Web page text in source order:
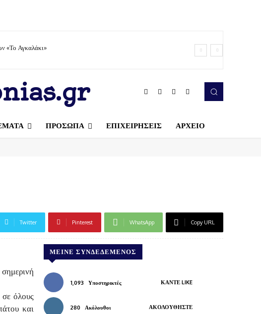
«Το Αγκαλάκι»
ΠΡΟΣΩΠΑ ΕΠΙΧΕΙΡΗΣΕΙΣ ΑΡΧΕΙΟ
Twitter Pinterest WhatsApp Copy URL
όλους
και
ΜΕΊΝΕ ΣΥΝΔΕΔΕΜΈΝΟΣ
1,093 Υποστηρικτές ΚΆΝΤΕ LIKE
280 Ακόλουθοι ΑΚΟΛΟΥΘΉΣΤΕ